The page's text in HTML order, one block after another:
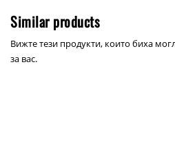
Similar products
Вижте тези продукти, които биха
за вас.